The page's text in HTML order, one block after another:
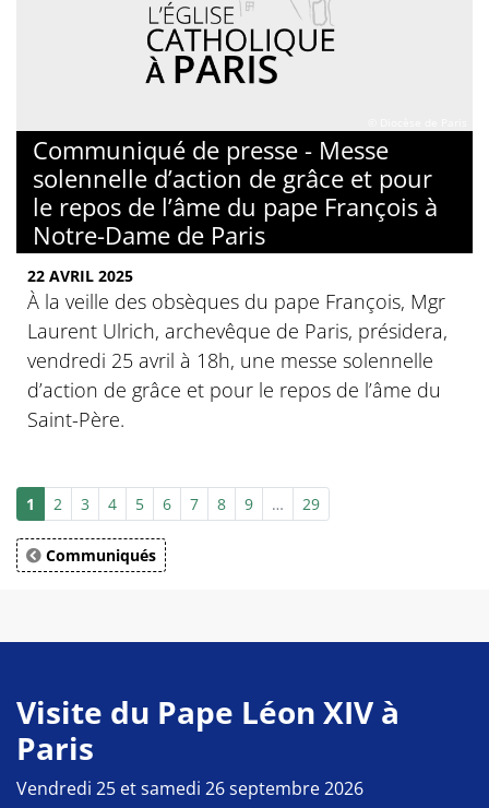
Communiqué de presse - Messe
solennelle d’action de grâce et pour
le repos de l’âme du pape François à
Notre-Dame de Paris
22 AVRIL 2025
À la veille des obsèques du pape François, Mgr
Laurent Ulrich, archevêque de Paris, présidera,
vendredi 25 avril à 18h, une messe solennelle
d’action de grâce et pour le repos de l’âme du
Saint-Père.
1 2 3 4 5 6 7 8 9 … 29
Communiqués
Visite du Pape Léon XIV à
Paris
Vendredi 25 et samedi 26 septembre 2026